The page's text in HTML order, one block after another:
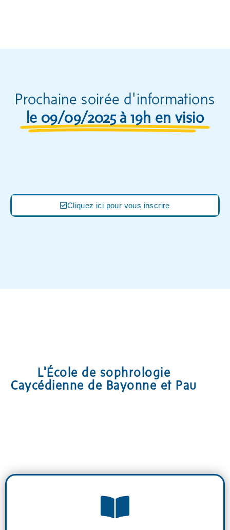
Prochaine soirée d'informations
le 09/09/2025 à 19h en visio
Cliquez ici pour vous inscrire
L'École de sophrologie
Caycédienne de Bayonne et Pau